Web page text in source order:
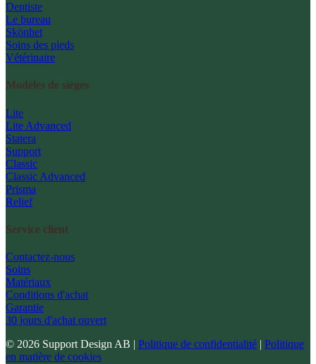
Dentiste
Le bureau
Skönhet
Soins des pieds
Vétérinaire
Modèles de sièges
Lite
Lite Advanced
Statera
Support
Classic
Classic Advanced
Prisma
Relief
Service client
Contactez-nous
Soins
Matériaux
Conditions d'achat
Garantie
30 jours d'achat ouvert
© 2026 Support Design AB | Politique de confidentialité | Politique
en matière de cookies